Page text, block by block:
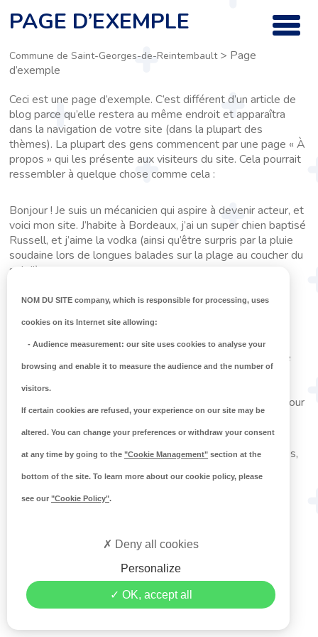
PAGE D’EXEMPLE
Commune de Saint-Georges-de-Reintembault> Page
d’exemple
Ceci est une page d’exemple. C’est différent d’un article de
blog parce qu’elle restera au même endroit et apparaîtra
dans la navigation de votre site (dans la plupart des
thèmes). La plupart des gens commencent par une page « À
propos » qui les présente aux visiteurs du site. Cela pourrait
ressembler à quelque chose comme cela :
Bonjour ! Je suis un mécanicien qui aspire à devenir acteur, et
voici mon site. J’habite à Bordeaux, j’ai un super chien baptisé
Russell, et j’aime la vodka (ainsi qu’être surpris par la pluie
soudaine lors de longues balades sur la plage au coucher du
soleil).
…ou quelque chose comme cela :
La société 123 Machin Truc a été créée en 1971, et n’a
cessé de proposer au public des machins-trucs de qualité
depuis lors. Située à Saint-Remy-en-Bouzemont-Saint-
Genest-et-Isson, 123 Machin Truc emploie 2 000
personnes, et fabrique toutes sortes de bidules supers pour
la communauté bouzemontoise.
En tant que nouvel utilisateur ou utilisatrice de WordPress,
supprimer cette page et créer de nouvelles pages pour
votre contenu. Amusez-vous bien !
NOM DU SITE company, which is responsible for processing, uses
cookies on its Internet site allowing:
- Audience measurement: our site uses cookies to analyse your
browsing and enable it to measure the audience and the number of
visitors.
If certain cookies are refused, your experience on our site may be
altered. You can change your preferences or withdraw your consent
at any time by going to the "Cookie Management" section at the
bottom of the site. To learn more about our cookie policy, please
see our "Cookie Policy".
OK, accept all
Personalize
Deny all cookies